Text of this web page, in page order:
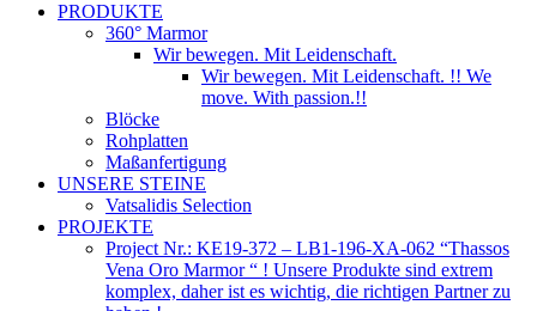
PRODUKTE
360° Marmor
Wir bewegen. Mit Leidenschaft.
Wir bewegen. Mit Leidenschaft. !! We
move. With passion.!!
Blöcke
Rohplatten
Maßanfertigung
UNSERE STEINE
Vatsalidis Selection
PROJEKTE
Project Nr.: KE19-372 – LB1-196-XA-062 “Thassos
Vena Oro Marmor “ ! Unsere Produkte sind extrem
komplex, daher ist es wichtig, die richtigen Partner zu